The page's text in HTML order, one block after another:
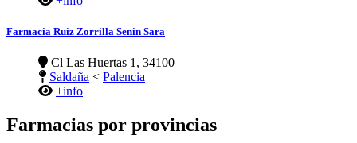
Farmacia Ruiz Zorrilla Senin Sara
Cl Las Huertas 1, 34100
Saldaña < Palencia
+info
Farmacias por provincias